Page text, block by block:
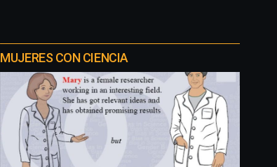
MUJERES CON CIENCIA